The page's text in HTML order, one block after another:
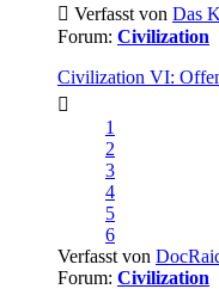
Verfasst von Das
Forum: Civilization
Civilization VI:
1
2
3
4
5
6
Verfasst von
Forum: Civilization